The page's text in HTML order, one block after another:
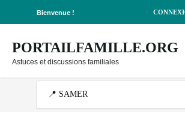
Bienvenue !
PORTAILFAMILLE.ORG
Astuces et discussions familiales